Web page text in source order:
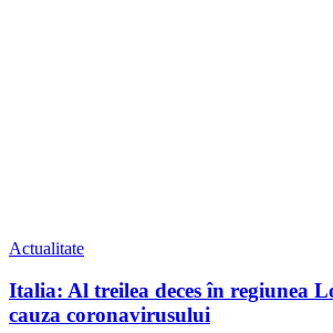
Actualitate
Italia: Al treilea deces în regiunea
cauza coronavirusului